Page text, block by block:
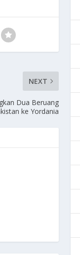
NEXT
Dua Beruang
ke Yordania